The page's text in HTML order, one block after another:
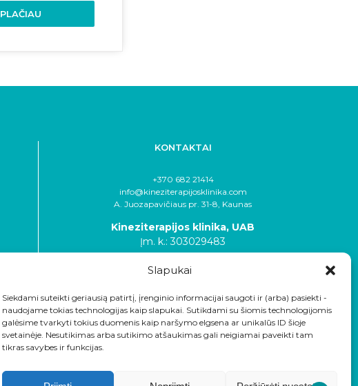
Slapukai
Siekdami suteikti geriausią patirtį, įrenginio informacijai saugoti ir (arba) pasiekti -
naudojame tokias technologijas kaip slapukai. Sutikdami su šiomis technologijomis
galėsime tvarkyti tokius duomenis kaip naršymo elgsena ar unikalūs ID šioje
svetainėje. Nesutikimas arba sutikimo atšaukimas gali neigiamai paveikti tam
tikras savybes ir funkcijas.
PLAČIAU
KONTAKTAI
+370 682 21414
info@kineziterapijosklinika.com
A. Juozapavičiaus pr. 31-8, Kaunas
Kineziterapijos klinika, UAB
Įm. k.: 303029483